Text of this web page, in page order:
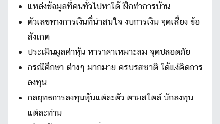
แหล่งข้อมูลที่คนทั่วไปหาได้ ฝึกทำการบ้าน
ตัวเลขทางการเงินที่น่าสนใจ งบการเงิน จุดเสี่ยง ข้อ
สังเกต
ประเมินมูลค่าหุ้น หาราคาเหมาะสม จุดปลอดภัย
กรณีศึกษา ต่างๆ มากมาย ครบรสชาติ ได้แง่คิดการ
ลงทุน
กลยุทธการลงทุนหุ้นแต่ละตัว ตามสไตล์ นักลงทุน
แต่ละท่าน